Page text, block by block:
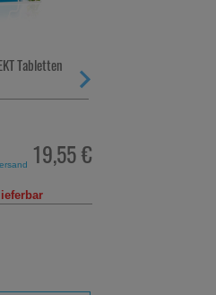
O KONS DAH
2,29 €